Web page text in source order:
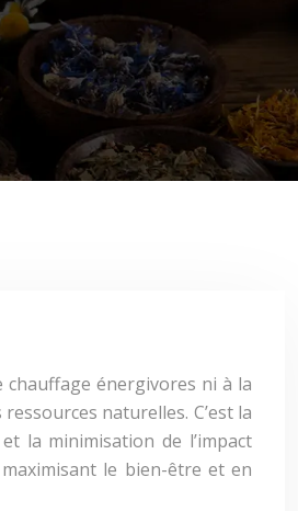
énergivores ni à la
naturelles. C’est la
la minimisation de l’impact
le bien-être et en